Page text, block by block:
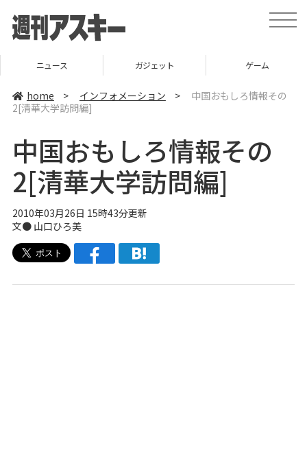
t
o
v
ニュース ガジェット ゲーム
home > インフォメーション >
中国おもしろ情報その
2[清華大学訪問編]
中国おもしろ情報その
2[清華大学訪問編]
2010年03月26日 15時43分更新
文● 山口ひろ美